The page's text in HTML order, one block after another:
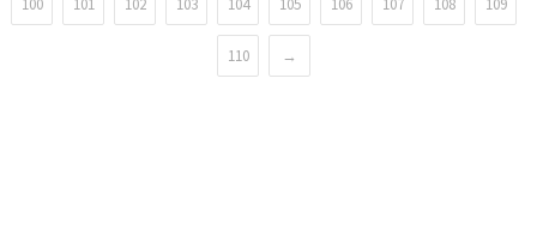
100 101 102 103 104 105 106 107 108 109
110 →